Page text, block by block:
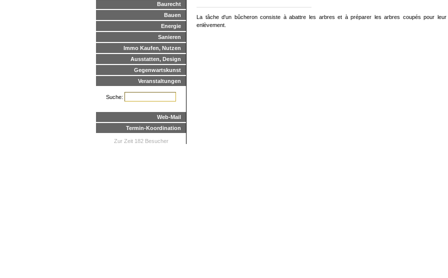
Baurecht
Bauen
Energie
Sanieren
Immo Kaufen, Nutzen
Ausstatten, Design
Gegenwartskunst
Veranstaltungen
Suche:
Web-Mail
Termin-Koordination
Zur Zeit 182 Besucher
La tâche d'un bûcheron consiste à abattre les arbres et à préparer les arbres coupés pour leur
enlèvement.